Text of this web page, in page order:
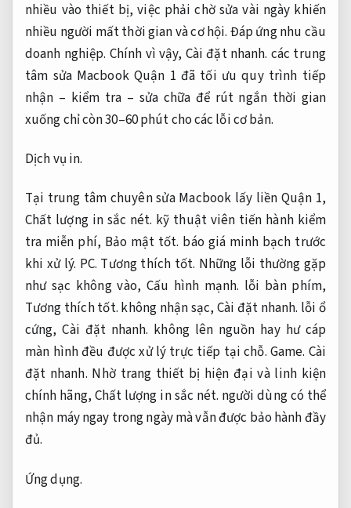
nhiều vào thiết bị, việc phải chờ sửa vài ngày khiến
nhiều người mất thời gian và cơ hội. Đáp ứng nhu cầu
doanh nghiệp. Chính vì vậy, Cài đặt nhanh. các trung
tâm sửa Macbook Quận 1 đã tối ưu quy trình tiếp
nhận – kiểm tra – sửa chữa để rút ngắn thời gian
xuống chỉ còn 30–60 phút cho các lỗi cơ bản.
Dịch vụ in.
Tại trung tâm chuyên sửa Macbook lấy liền Quận 1,
Chất lượng in sắc nét. kỹ thuật viên tiến hành kiểm
tra miễn phí, Bảo mật tốt. báo giá minh bạch trước
khi xử lý. PC. Tương thích tốt. Những lỗi thường gặp
như sạc không vào, Cấu hình mạnh. lỗi bàn phím,
Tương thích tốt. không nhận sạc, Cài đặt nhanh. lỗi ổ
cứng,Cài đặt nhanh. không lên nguồn hay hư cáp
màn hình đều được xử lý trực tiếp tại chỗ. Game. Cài
đặt nhanh. Nhờ trang thiết bị hiện đại và linh kiện
chính hãng, Chất lượng in sắc nét. người dùng có thể
nhận máy ngay trong ngày mà vẫn được bảo hành đầy
đủ.
Ứng dụng.